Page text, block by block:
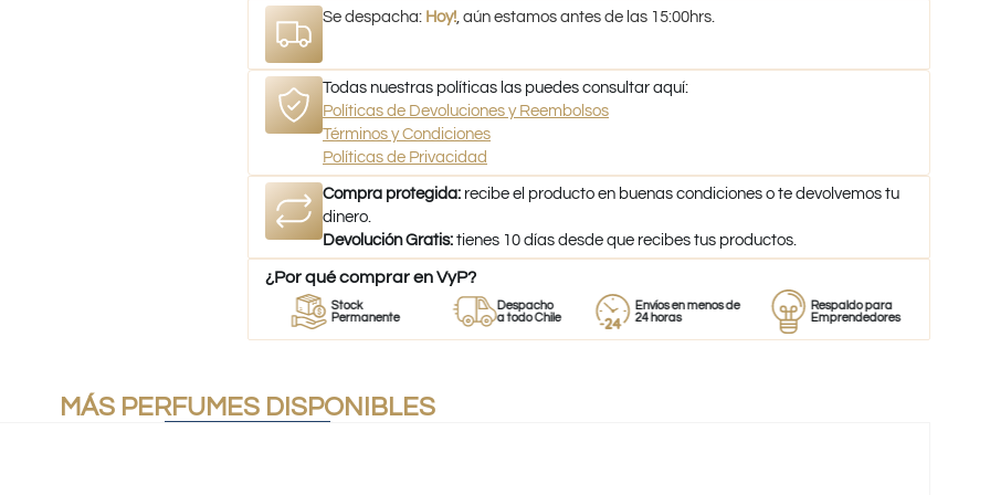
Se despacha: Hoy! , aún estamos antes de las 15:00hrs.
Todas nuestras políticas las puedes consultar aquí:
Políticas de Devoluciones y Reembolsos
Términos y Condiciones
Políticas de Privacidad
Compra protegida: recibe el producto en buenas condiciones o te devolvemos tu
dinero.
Devolución Gratis: tienes 10 días desde que recibes tus productos.
¿Por qué comprar en VyP?
Stock
Permanente
Despacho
a todo Chile
Envíos en menos de
24 horas
Respaldo para
Emprendedores
MÁS PERFUMES DISPONIBLES